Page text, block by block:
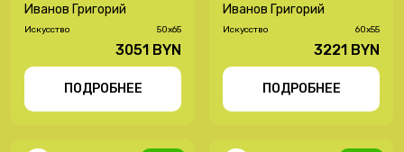
Иванов Григорий
Иcкусство 50х65
3051 BYN
ПОДРОБНЕЕ
Иванов Григорий
Иcкусство 60х55
3221 BYN
ПОДРОБНЕЕ